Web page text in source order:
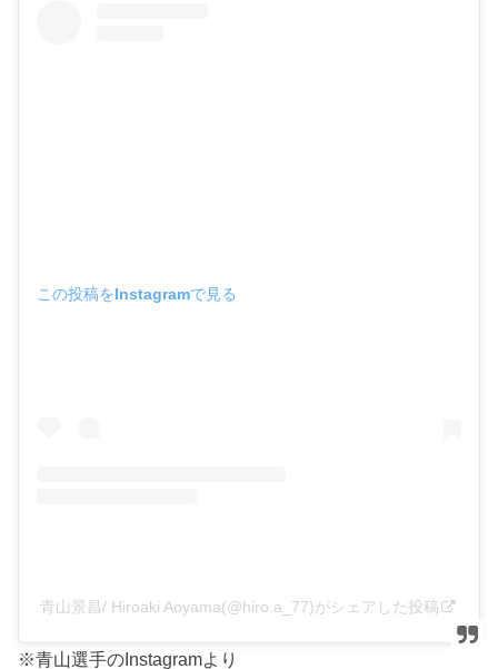
この投稿をInstagramで見る
青山景昌/ Hiroaki Aoyama(@hiro.a_77)がシェアした投稿
※青山選手のInstagramより